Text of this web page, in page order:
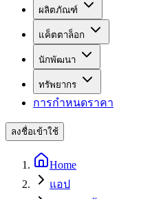
ผลิตภัณฑ์
แค็ตตาล็อก
นักพัฒนา
ทรัพยากร
การกำหนดราคา
ลงชื่อเข้าใช้
Home
แอป